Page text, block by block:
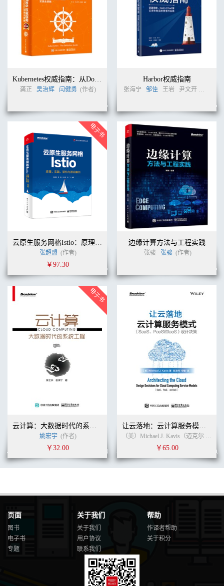
龚正 吴治辉 闫健勇 (作者)
Harbor权威指南
张海宁 邹佳 王岩 尹文开 任茂盛
张超盟 (作者)
￥97.30
边缘计算方法与工程实践
张骏 张骏 (作者)
姚宏宇 (作者)
￥32.00
（美）Michael J. Kavis（迈克尔 J.凯维斯） (作者)
￥65.00
页面
图书
电子书
专题
关于我们
关于我们
用户协议
联系我们
帮助
作译者帮助
关于积分